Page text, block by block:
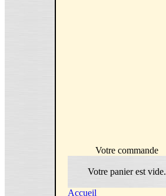
Votre commande
Votre panier est vide.
Accueil